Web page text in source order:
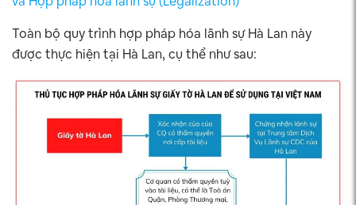
Toàn bộ quy trình hợp pháp hóa lãnh sự Hà Lan này
được thực hiện tại Hà Lan, cụ thể như sau: